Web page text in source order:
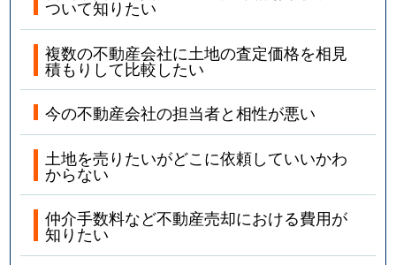
ついて知りたい
複数の不動産会社に土地の査定価格を相見
積もりして比較したい
今の不動産会社の担当者と相性が悪い
土地を売りたいがどこに依頼していいかわ
からない
仲介手数料など不動産売却における費用が
知りたい